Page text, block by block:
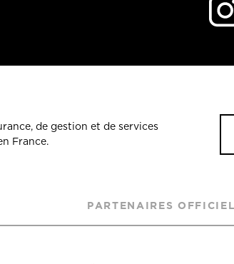
de gestion et de services
France.
PARTENAIRES